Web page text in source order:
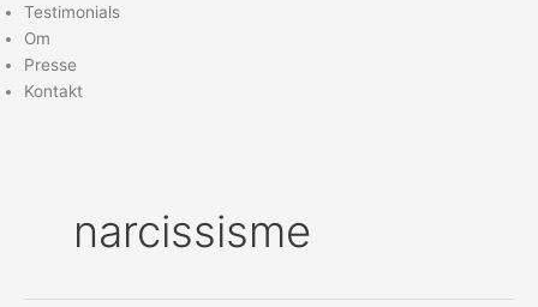
Testimonials
Om
Presse
Kontakt
narcissisme